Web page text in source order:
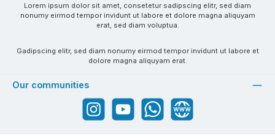
Lorem ipsum dolor sit amet, consetetur sadipscing elitr, sed diam
nonumy eirmod tempor invidunt ut labore et dolore magna aliquyam
erat, sed diam voluptua.
Gadipscing elitr, sed diam nonumy eirmod tempor invidunt ut labore et
dolore magna aliquyam erat.
Our communities
Instagram YouTube WhatsApp Website